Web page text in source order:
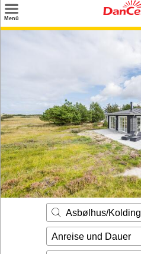
Menü
Angebote
Inspiration
Kontakt
Gut zu wissen
Login
Asbølhus/Kolding
Anreise und Dauer